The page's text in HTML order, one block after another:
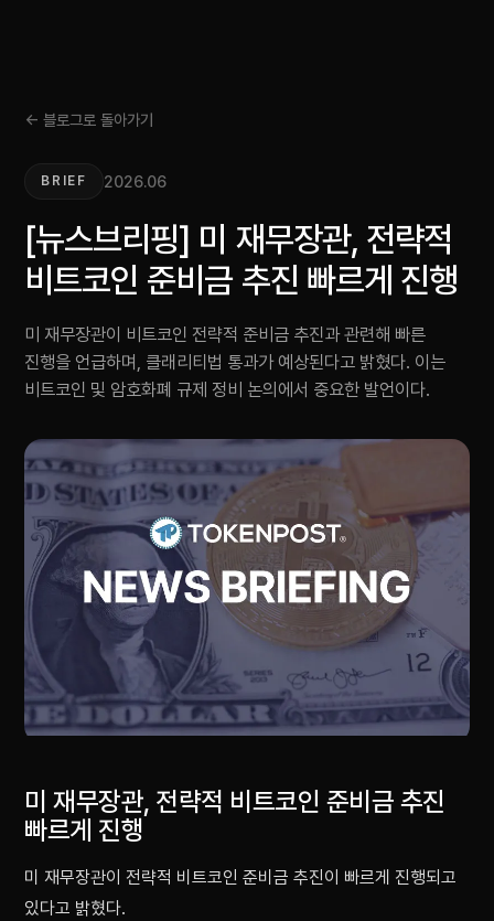
← 블로그로 돌아가기
BRIEF 2026.06
[뉴스브리핑] 미 재무장관, 전략적
비트코인 준비금 추진 빠르게 진행
미 재무장관이 비트코인 전략적 준비금 추진과 관련해 빠른
진행을 언급하며, 클래리티법 통과가 예상된다고 밝혔다. 이는
비트코인 및 암호화폐 규제 정비 논의에서 중요한 발언이다.
미 재무장관, 전략적 비트코인 준비금 추진
빠르게 진행
미 재무장관이 전략적 비트코인 준비금 추진이 빠르게 진행되고
있다고 밝혔다.